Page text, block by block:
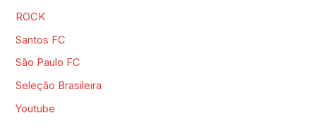
ROCK
Santos FC
São Paulo FC
Seleção Brasileira
Youtube